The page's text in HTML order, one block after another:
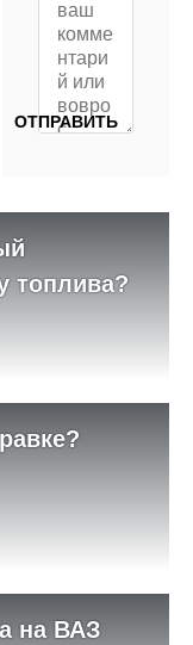
топлива?
на ВАЗ